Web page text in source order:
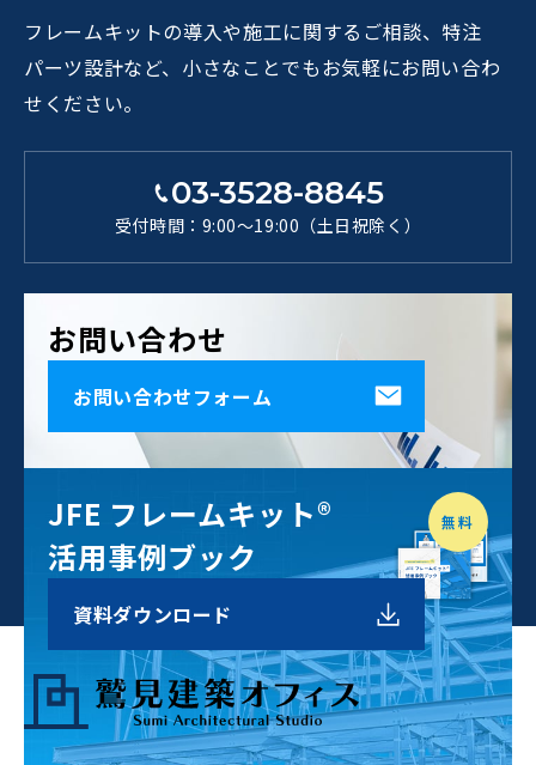
フレームキットの導入や施工に関するご相談、特注
パーツ設計など、小さなことでもお気軽にお問い合わ
せください。
03-3528-8845
受付時間：9:00～19:00（土日祝除く）
お問い合わせ
お問い合わせフォーム
無料
JFE フレームキット®
活用事例ブック
資料ダウンロード